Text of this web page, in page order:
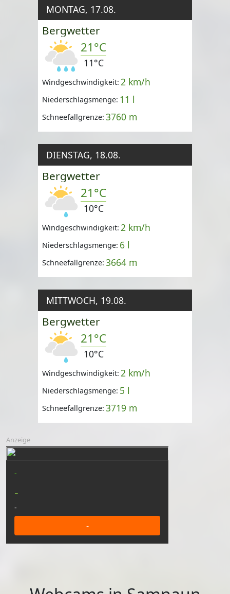
MONTAG, 17.08.
Bergwetter
21°C
11°C
Windgeschwindigkeit: 2 km/h
Niederschlagsmenge: 11 l
Schneefallgrenze: 3760 m
DIENSTAG, 18.08.
Bergwetter
21°C
10°C
Windgeschwindigkeit: 2 km/h
Niederschlagsmenge: 6 l
Schneefallgrenze: 3664 m
MITTWOCH, 19.08.
Bergwetter
21°C
10°C
Windgeschwindigkeit: 2 km/h
Niederschlagsmenge: 5 l
Schneefallgrenze: 3719 m
Anzeige
-
-
-
-